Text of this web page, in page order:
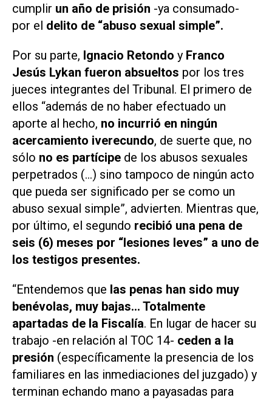
cumplir un año de prisión -ya consumado-
por el delito de “abuso sexual simple”.
Por su parte, Ignacio Retondo y Franco
Jesús Lykan fueron absueltos por los tres
jueces integrantes del Tribunal. El primero de
ellos “además de no haber efectuado un
aporte al hecho, no incurrió en ningún
acercamiento iverecundo, de suerte que, no
sólo no es partícipe de los abusos sexuales
perpetrados (...) sino tampoco de ningún acto
que pueda ser significado per se como un
abuso sexual simple”, advierten. Mientras que,
por último, el segundo recibió una pena de
seis (6) meses por “lesiones leves” a uno de
los testigos presentes.
“Entendemos que las penas han sido muy
benévolas, muy bajas... Totalmente
apartadas de la Fiscalía. En lugar de hacer su
trabajo -en relación al TOC 14- ceden a la
presión (específicamente la presencia de los
familiares en las inmediaciones del juzgado) y
terminan echando mano a payasadas para